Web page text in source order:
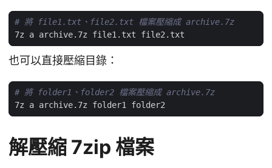
# 將 file1.txt、file2.txt 檔案壓縮成 archive.7z
也可以直接壓縮目錄：
# 將 folder1、folder2 檔案壓縮成 archive.7z
解壓縮 7zip 檔案